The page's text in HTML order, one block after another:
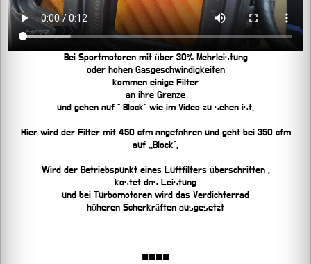
Bei Sportmotoren mit über 30% Mehrleistung
oder hohen Gasgeschwindigkeiten
kommen einige Filter
an ihre Grenze
und gehen auf “ Block“ wie im Video zu sehen ist.
Hier wird der Filter mit 450 cfm angefahren und geht bei 350 cfm
auf „Block“.
Wird der Betriebspunkt eines Luftfilters überschritten ,
kostet das Leistung
und bei Turbomotoren wird das Verdichterrad
höheren Scherkräften ausgesetzt
■■■■